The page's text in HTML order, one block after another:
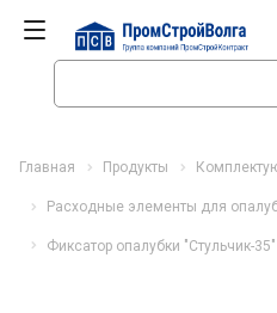
Главная Продукты
Расходные элементы для
Фиксатор опалубки "Стульчик-35"